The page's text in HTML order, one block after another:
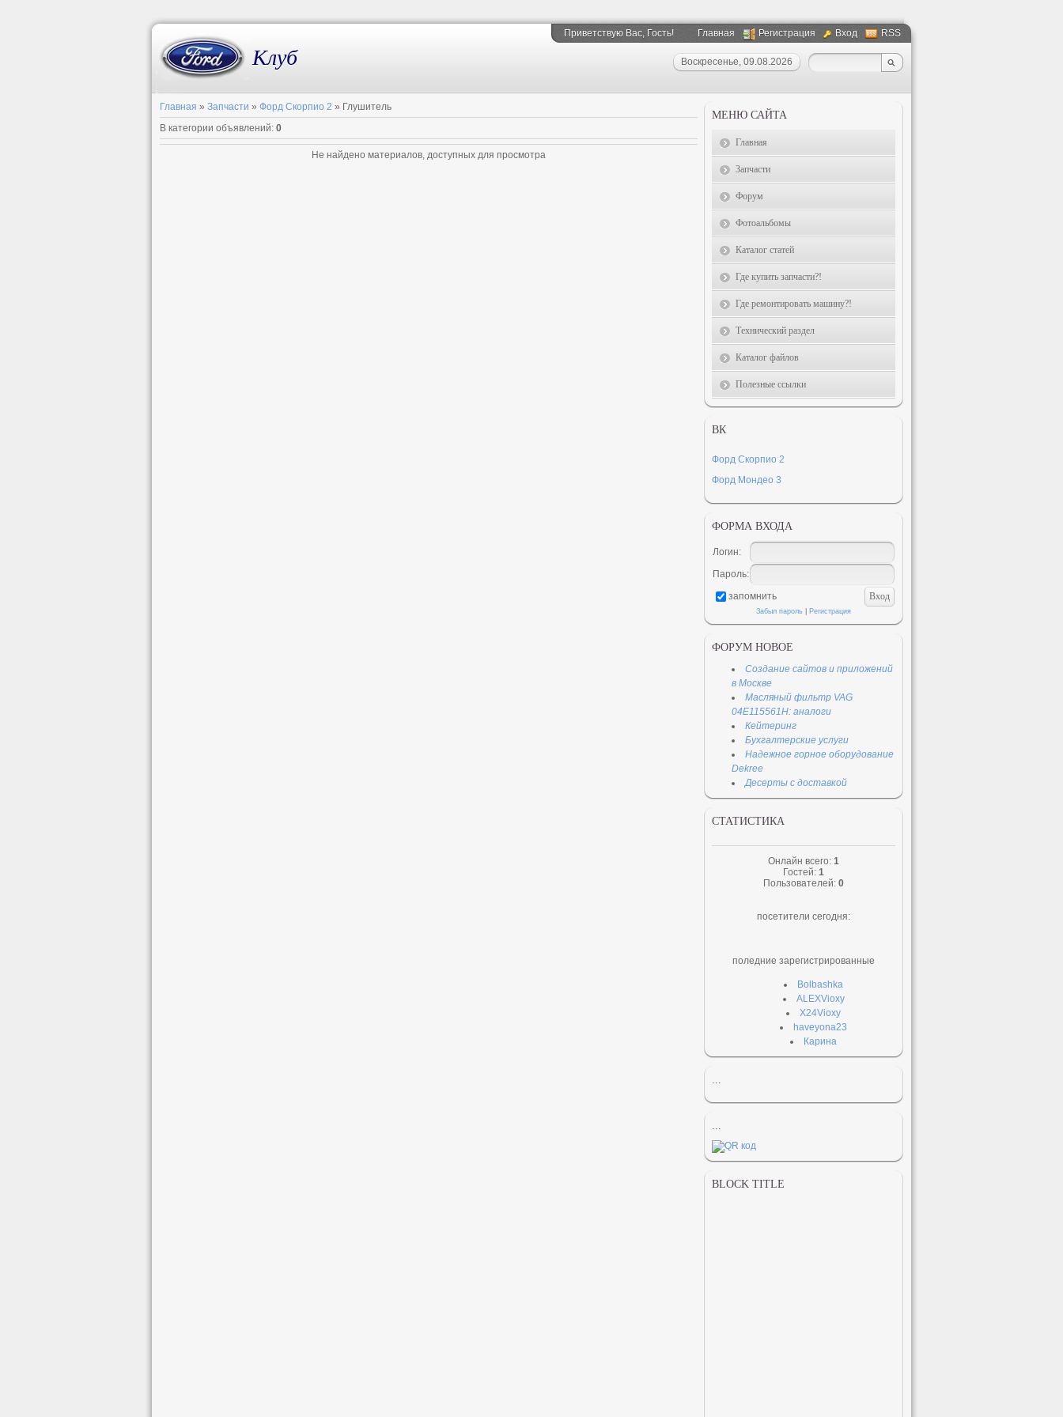
Приветствую Вас, Гость! Главная Регистрация Вход RSS
Клуб Воскресенье, 09.08.2026
Главная » Запчасти » Форд Скорпио 2 » Глушитель
В категории объявлений: 0
Не найдено материалов, доступных для просмотра
МЕНЮ САЙТА
Главная
Запчасти
Форум
Фотоальбомы
Каталог статей
Где купить запчасти?!
Где ремонтировать машину?!
Технический раздел
Каталог файлов
Полезные ссылки
ВК
Форд Скорпио 2
Форд Мондео 3
ФОРМА ВХОДА
Логин:
Пароль:
запомнить
Забыл пароль Регистрация
ФОРУМ НОВОЕ
Создание сайтов и приложений
в Москве
Масляный фильтр VAG
04E115561H: аналоги
Кейтеринг
Бухгалтерские услуги
Надежное горное оборудование
Dekree
Десерты с доставкой
СТАТИСТИКА
Онлайн всего: 1
Гостей: 1
Пользователей: 0
посетители сегодня:
поледние зарегистрированные
Bolbashka
ALEXVioxy
X24Vioxy
haveyona23
Карина
...
...
BLOCK TITLE